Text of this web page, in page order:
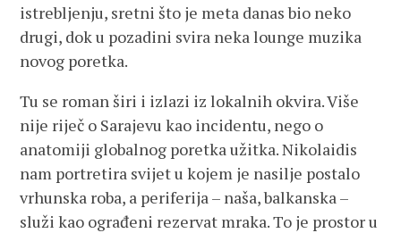
istrebljenju, sretni što je meta danas bio neko
drugi, dok u pozadini svira neka lounge muzika
novog poretka.
Tu se roman širi i izlazi iz lokalnih okvira. Više
nije riječ o Sarajevu kao incidentu, nego o
anatomiji globalnog poretka užitka. Nikolaidis
nam portretira svijet u kojem je nasilje postalo
vrhunska roba, a periferija – naša, balkanska –
služi kao ograđeni rezervat mraka. To je prostor u